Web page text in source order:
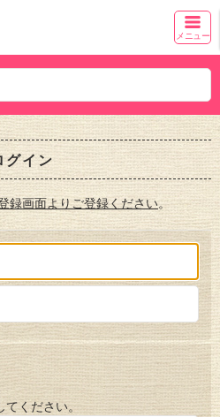
メニュー
グイン
録画面よりご登録ください。
てください。